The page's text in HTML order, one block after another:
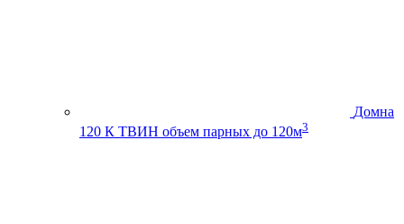
Домна
120 К ТВИН объем парных до 120м3